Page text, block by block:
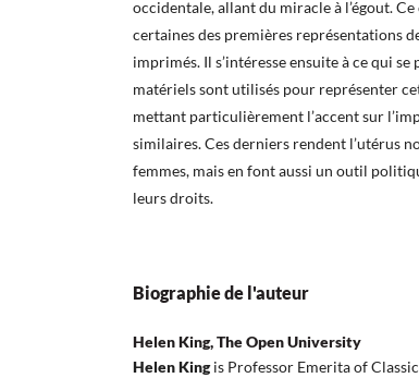
occidentale, allant du miracle à l’égout.
certaines des premières représentations
imprimés. Il s’intéresse ensuite à ce qui
matériels sont utilisés pour représenter
mettant particulièrement l’accent sur
similaires. Ces derniers rendent l’utérus
femmes, mais en font aussi un outil
leurs droits.
Biographie de l'auteur
Helen King, The Open University
Helen Kingis Professor Emerita of